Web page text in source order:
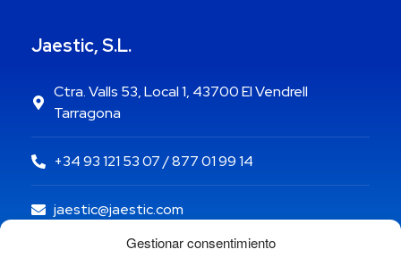
Gestionar consentimiento
Jaestic, S.L.
Ctra. Valls 53, Local 1, 43700 El Vendrell
Tarragona
+34 93 121 53 07 / 877 01 99 14
jaestic@jaestic.com